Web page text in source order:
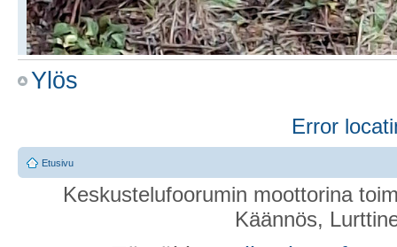
Ylös
Error
Etusivu
Keskustelufoorumin moottorina
Käännös,